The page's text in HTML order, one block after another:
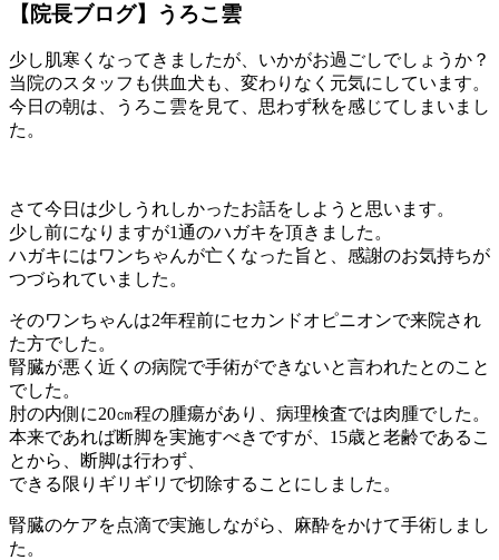
【院長ブログ】うろこ雲
少し肌寒くなってきましたが、いかがお過ごしでしょうか？
当院のスタッフも供血犬も、変わりなく元気にしています。
今日の朝は、うろこ雲を見て、思わず秋を感じてしまいまし
た。
さて今日は少しうれしかったお話をしようと思います。
少し前になりますが1通のハガキを頂きました。
ハガキにはワンちゃんが亡くなった旨と、感謝のお気持ちが
つづられていました。
そのワンちゃんは2年程前にセカンドオピニオンで来院され
た方でした。
腎臓が悪く近くの病院で手術ができないと言われたとのこと
でした。
肘の内側に20㎝程の腫瘍があり、病理検査では肉腫でした。
本来であれば断脚を実施すべきですが、15歳と老齢であるこ
とから、断脚は行わず、
できる限りギリギリで切除することにしました。
腎臓のケアを点滴で実施しながら、麻酔をかけて手術しまし
た。